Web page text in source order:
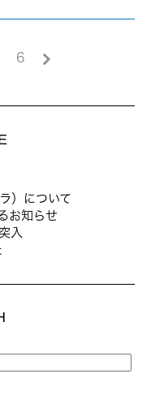
6
）について
お知らせ
入